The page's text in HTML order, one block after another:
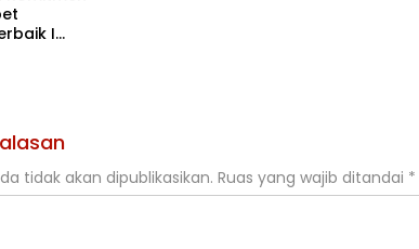
I
tidak akan dipublikasikan. Ruas yang wajib ditandai *